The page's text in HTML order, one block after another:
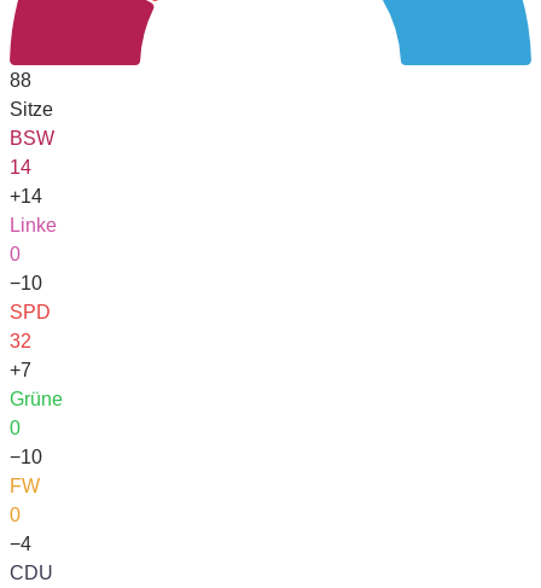
88
Sitze
BSW
14
+14
Linke
0
−10
SPD
32
+7
Grüne
0
−10
FW
0
−4
CDU